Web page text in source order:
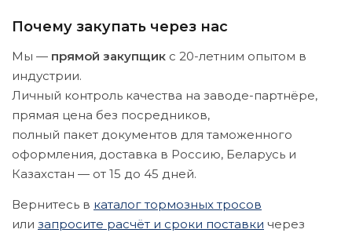
Почему закупать через нас
Мы — прямой закупщик с 20-летним опытом в
индустрии.
Личный контроль качества на заводе-партнёре,
прямая цена без посредников,
полный пакет документов для таможенного
оформления, доставка в Россию, Беларусь и
Казахстан — от 15 до 45 дней.
Вернитесь в каталог тормозных тросов
или запросите расчёт и сроки поставки через